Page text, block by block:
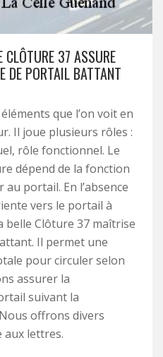
CLÔTURE 37 ASSURE
DE PORTAIL BATTANT
que l’on voit en
Il joue plusieurs rôles :
rôle fonctionnel. Le
dépend de la fonction
portail. En l’absence
vers le portail à
belle Clôture 37 maîtrise
Il permet une
pour circuler selon
assurer la
suivant la
offrons divers
aux lettres.